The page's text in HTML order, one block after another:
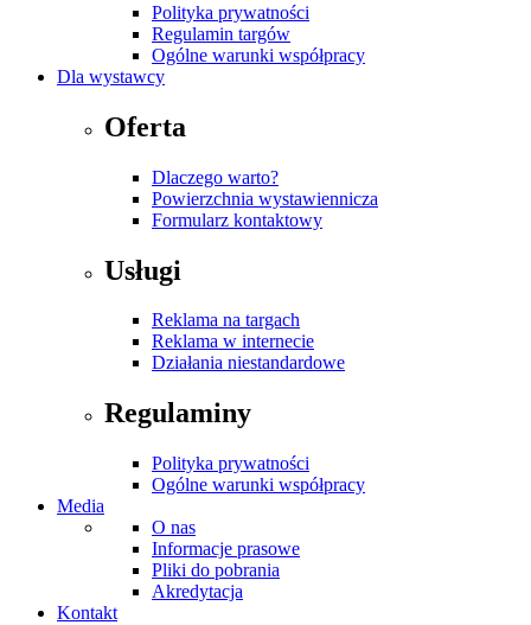
Polityka prywatności
Regulamin targów
Ogólne warunki współpracy
Dla wystawcy
Oferta
Dlaczego warto?
Powierzchnia wystawiennicza
Formularz kontaktowy
Usługi
Reklama na targach
Reklama w internecie
Działania niestandardowe
Regulaminy
Polityka prywatności
Ogólne warunki współpracy
Media
O nas
Informacje prasowe
Pliki do pobrania
Akredytacja
Kontakt